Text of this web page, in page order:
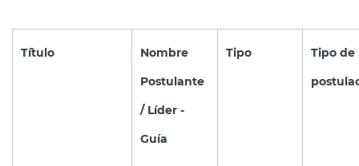
T´ítulo
Nombre
Postulante
/ Líder -
Guía
Tipo
Tipo de